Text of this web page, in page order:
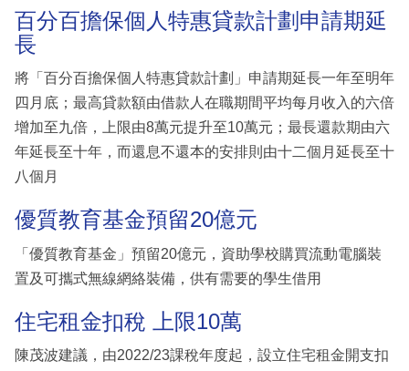
百分百擔保個人特惠貸款計劃申請期延
長
將「百分百擔保個人特惠貸款計劃」申請期延長一年至明年
四月底；最高貸款額由借款人在職期間平均每月收入的六倍
增加至九倍，上限由8萬元提升至10萬元；最長還款期由六
年延長至十年，而還息不還本的安排則由十二個月延長至十
八個月
優質教育基金預留20億元
「優質教育基金」預留20億元，資助學校購買流動電腦裝
置及可攜式無線網絡裝備，供有需要的學生借用
住宅租金扣稅 上限10萬
陳茂波建議，由2022/23課稅年度起，設立住宅租金開支扣